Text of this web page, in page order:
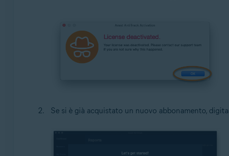
Se si è già acquistato un nuovo abbonamento,